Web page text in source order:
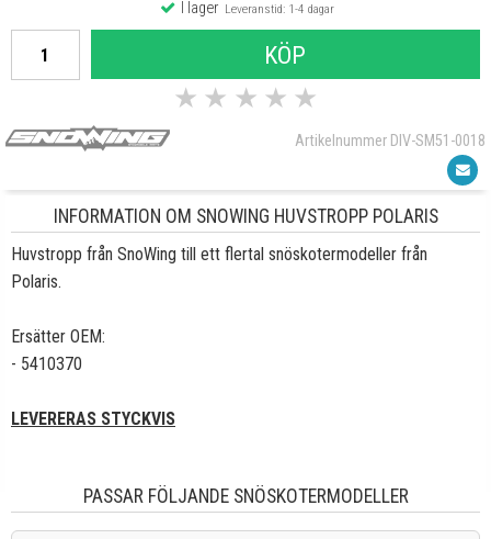
I lagerLeveranstid: 1-4 dagar
KÖP
★ ★ ★ ★ ★
Artikelnummer DIV-SM51-0018
INFORMATION OM SNOWING HUVSTROPP POLARIS
Huvstropp från SnoWing till ett flertal snöskotermodeller från
Polaris.
Ersätter OEM:
- 5410370
LEVERERAS STYCKVIS
PASSAR FÖLJANDE SNÖSKOTERMODELLER